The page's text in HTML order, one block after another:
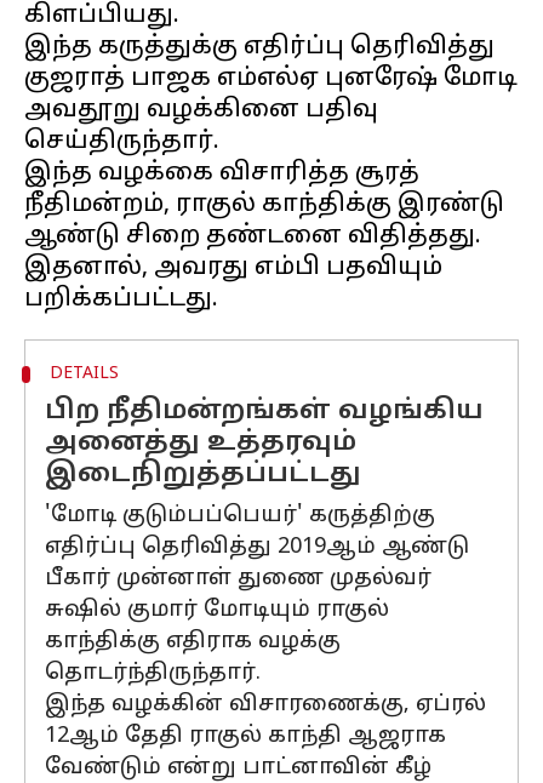
கிளப்பியது.
இந்த கருத்துக்கு எதிர்ப்பு தெரிவித்து
குஜராத் பாஜக எம்எல்ஏ புனரேஷ் மோடி
அவதூறு வழக்கினை பதிவு
செய்திருந்தார்.
இந்த வழக்கை விசாரித்த சூரத்
நீதிமன்றம், ராகுல் காந்திக்கு இரண்டு
ஆண்டு சிறை தண்டனை விதித்தது.
இதனால், அவரது எம்பி பதவியும்
DETAILS
பிற நீதிமன்றங்கள் வழங்கிய
அனைத்து உத்தரவும்
இடைநிறுத்தப்பட்டது
'மோடி குடும்பப்பெயர்' கருத்திற்கு
எதிர்ப்பு தெரிவித்து 2019ஆம் ஆண்டு
பீகார் முன்னாள் துணை முதல்வர்
சுஷில் குமார் மோடியும் ராகுல்
காந்திக்கு எதிராக வழக்கு
தொடர்ந்திருந்தார்.
இந்த வழக்கின் விசாரணைக்கு, ஏப்ரல்
12ஆம் தேதி ராகுல் காந்தி ஆஜராக
வேண்டும் என்று பாட்னாவின் கீழ்